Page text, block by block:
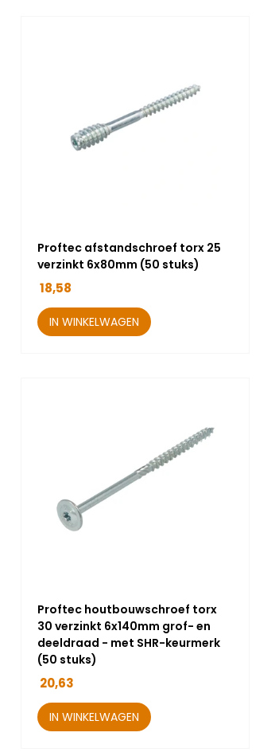
Proftec afstandschroef torx 25
verzinkt 6x80mm (50 stuks)
18,58
IN WINKELWAGEN
Proftec houtbouwschroef torx
30 verzinkt 6x140mm grof- en
deeldraad - met SHR-keurmerk
(50 stuks)
20,63
IN WINKELWAGEN